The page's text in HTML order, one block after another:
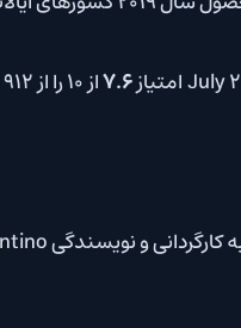
7.6از 10 را از 912 هزار رای (تا لحظه نگارش این پست) در سایت